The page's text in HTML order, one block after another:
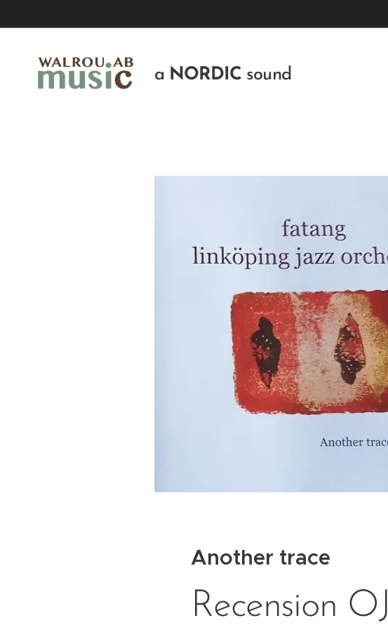
a NORDIC sound
Another trace
Recension OJ